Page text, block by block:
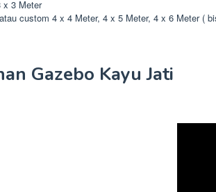
x 3 Meter
custom 4 x 4 Meter, 4 x 5 Meter, 4 x 6 Meter (
Gazebo Kayu Jati